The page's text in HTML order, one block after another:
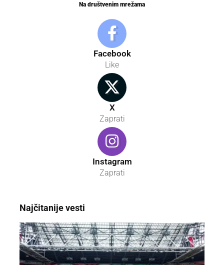
Na društvenim mrežama
Facebook
Like
X
Zaprati
Instagram
Zaprati
Najčitanije vesti